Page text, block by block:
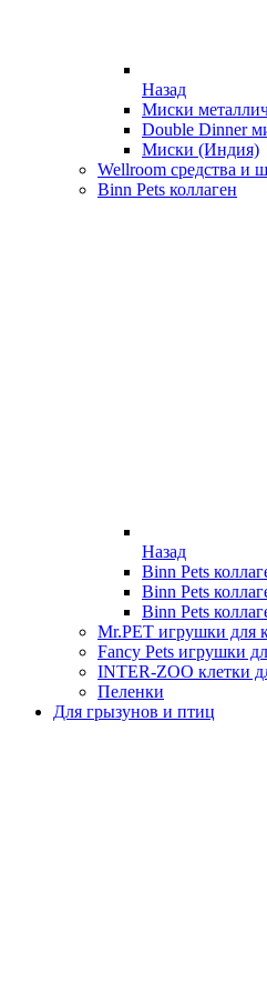
Назад
Миски
Double Dinner
Миски (Индия)
Wellroom средства и
Binn Pets коллаген
Назад
Binn Pets
Binn Pets
Binn Pets
Mr.PET игрушки для
Fancy Pets игрушки
INTER-ZOO клетки
Пеленки
Для грызунов и птиц